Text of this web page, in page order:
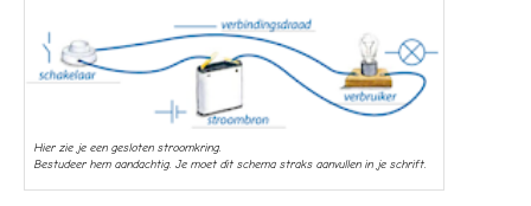
Hier zie je een gesloten stroomkring.
Bestudeer hem aandachtig. Je moet dit schema straks aanvullen in je schrift.